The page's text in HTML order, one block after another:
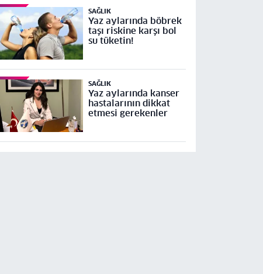
SAĞLIK
Yaz aylarında böbrek
taşı riskine karşı bol
su tüketin!
SAĞLIK
Yaz aylarında kanser
hastalarının dikkat
etmesi gerekenler